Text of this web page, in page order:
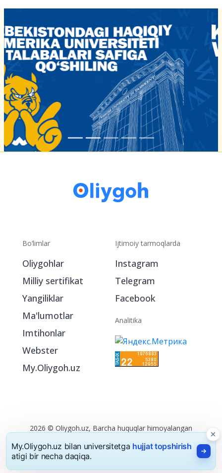
Bo‘limlar
Oliygohlar
Milliy sertifikat
Yangiliklar
Ma'lumotlar
Imtihonlar
Webster
My.Oliygoh.uz
Ijtimoiy tarmoqlarda
Instagram
Telegram
Facebook
Analitika
2026 © Oliygoh.uz, Barcha huquqlar himoyalangan
Reklama/Foydalanish shartlari
My.Oliygoh.uz bilan universitetga hujjat topshirish
atigi bir necha daqiqa.